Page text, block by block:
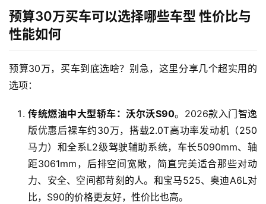
预算30万买车可以选择哪些车型 性价比与
性能如何
预算30万，买车到底选啥？别急，这里分享几个超实用的
选项：
传统燃油中大型轿车：沃尔沃S90。2026款入门智逸
版优惠后裸车约30万，搭载2.0T高功率发动机（250
马力）和全系L2级驾驶辅助系统，车长5090mm、轴
距3061mm，后排空间宽敞，简直完美适合那些对动
力、安全、空间都苛刻的人。和宝马525、奥迪A6L对
比，S90的价格更友好，性价比也高。